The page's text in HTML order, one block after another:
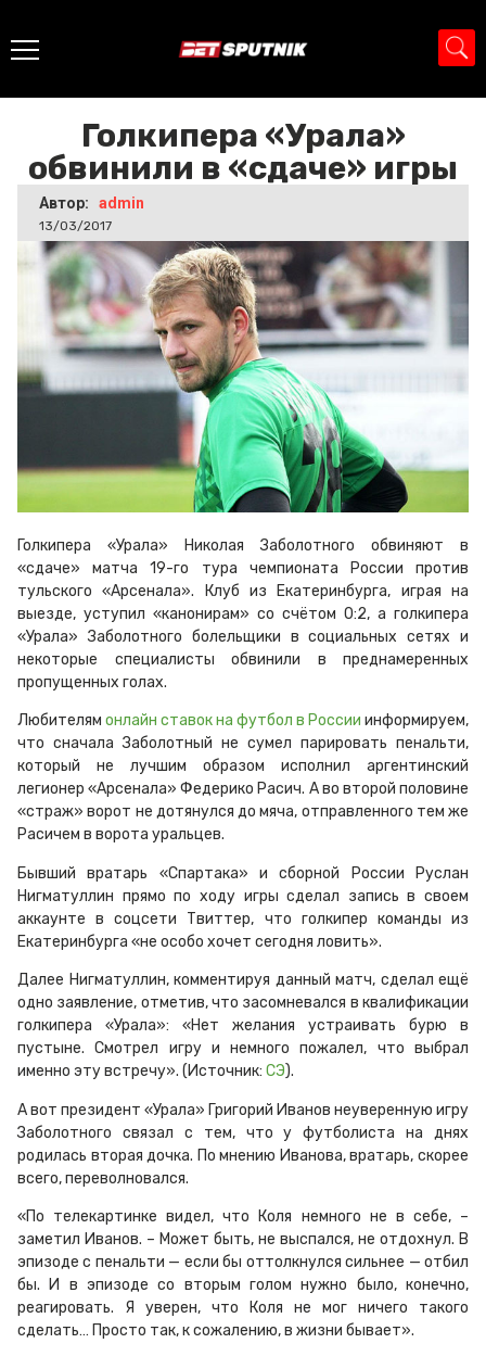
Голкипера «Урала»
обвинили в «сдаче» игры
Автор: admin
13/03/2017
Голкипера «Урала» Николая Заболотного обвиняют в
«сдаче» матча 19-го тура чемпионата России против
тульского «Арсенала». Клуб из Екатеринбурга, играя на
выезде, уступил «канонирам» со счётом 0:2, а голкипера
«Урала» Заболотного болельщики в социальных сетях и
некоторые специалисты обвинили в преднамеренных
пропущенных голах.
Любителям онлайн ставок на футбол в России информируем,
что сначала Заболотный не сумел парировать пенальти,
который не лучшим образом исполнил аргентинский
легионер «Арсенала» Федерико Расич. А во второй половине
«страж» ворот не дотянулся до мяча, отправленного тем же
Расичем в ворота уральцев.
Бывший вратарь «Спартака» и сборной России Руслан
Нигматуллин прямо по ходу игры сделал запись в своем
аккаунте в соцсети Твиттер, что голкипер команды из
Екатеринбурга «не особо хочет сегодня ловить».
Далее Нигматуллин, комментируя данный матч, сделал ещё
одно заявление, отметив, что засомневался в квалификации
голкипера «Урала»: «Нет желания устраивать бурю в
пустыне. Смотрел игру и немного пожалел, что выбрал
именно эту встречу». (Источник: СЭ).
А вот президент «Урала» Григорий Иванов неуверенную игру
Заболотного связал с тем, что у футболиста на днях
родилась вторая дочка. По мнению Иванова, вратарь, скорее
всего, переволновался.
«По телекартинке видел, что Коля немного не в себе, –
заметил Иванов. – Может быть, не выспался, не отдохнул. В
эпизоде с пенальти — если бы оттолкнулся сильнее — отбил
бы. И в эпизоде со вторым голом нужно было, конечно,
реагировать. Я уверен, что Коля не мог ничего такого
сделать… Просто так, к сожалению, в жизни бывает».